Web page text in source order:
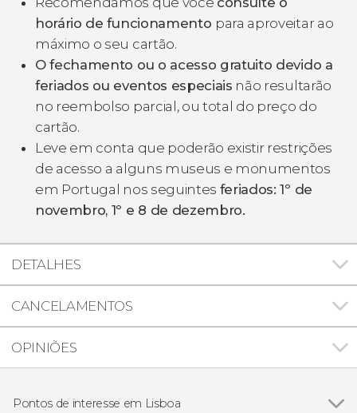
horário de funcionamento para aproveitar ao
máximo o seu cartão.
O fechamento ou o acesso gratuito devido a
feriados ou eventos especiais não resultarão
no reembolso parcial, ou total do preço do
cartão.
Leve em conta que poderão existir restrições
de acesso a alguns museus e monumentos
em Portugal nos seguintes feriados: 1º de
novembro, 1º e 8 de dezembro.
DETALHES
CANCELAMENTOS
OPINIÕES
Pontos de interesse em Lisboa